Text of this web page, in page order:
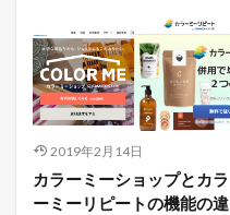
2019年2月14日
カラーミーショップとカラ
ーミーリピートの機能の違